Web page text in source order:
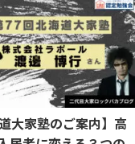
大家塾のご案内】高